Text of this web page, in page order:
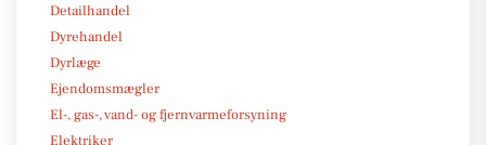
Detailhandel
Dyrehandel
Dyrlæge
Ejendomsmægler
El-, gas-, vand- og fjernvarmeforsyning
Elektriker